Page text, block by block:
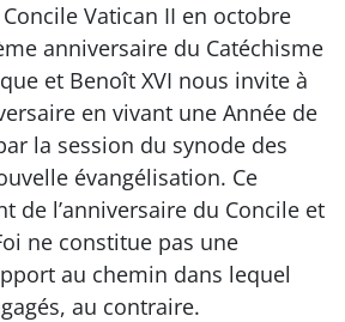
Vatican II en octobre
anniversaire du Catéchisme
et Benoît XVI nous invite à
en vivant une Année de
la session du synode des
évangélisation. Ce
de l’anniversaire du Concile et
ne constitue pas une
au chemin dans lequel
au contraire.